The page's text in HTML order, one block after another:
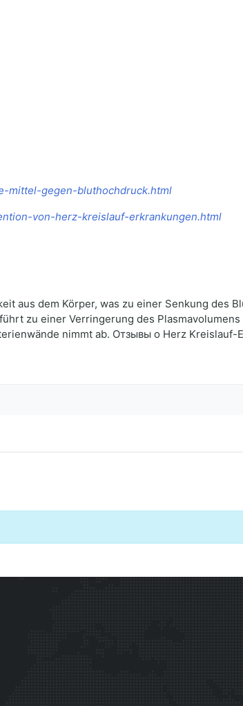
mittel-gegen-bluthochdruck.html
von-herz-kreislauf-erkrankungen.html
aus dem Körper, was zu einer Senkung des
zu einer Verringerung des
nimmt ab. Отзывы о Herz Kreislauf-